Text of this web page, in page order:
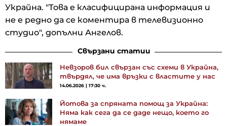
Украйна. "Това е класифицирана информация и
не е редно да се коментира в телевизионно
студио", допълни Ангелов.
Свързани статии
Невзоров бил свързан със схеми в Украйна,
твърдял, че има връзки с властите у нас
14.06.2026 | 17:30 ч.
Йотова за спряната помощ за Украйна:
Няма как сега да се даде нещо, което го
нямаме